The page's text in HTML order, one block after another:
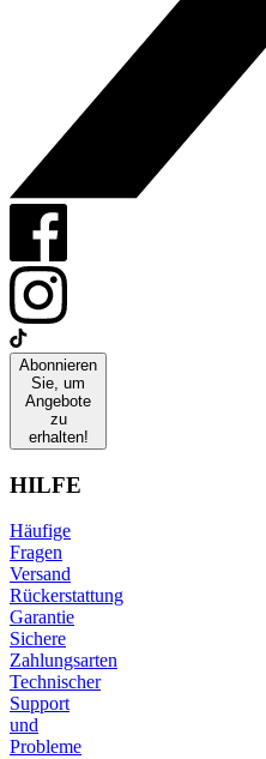
Abonnieren
Sie, um
Angebote
zu
erhalten!
HILFE
Häufige
Fragen
Versand
Rückerstattung
Garantie
Sichere
Zahlungsarten
Technischer
Support
und
Probleme